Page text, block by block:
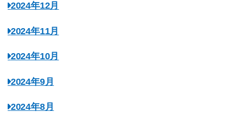
2024年12月
2024年11月
2024年10月
2024年9月
2024年8月